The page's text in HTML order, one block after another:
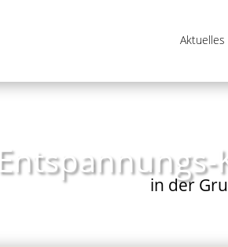
Aktuelles
Entspannungs-
in der